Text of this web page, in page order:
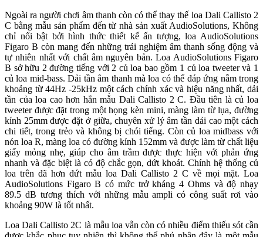
Ngoài ra người chơi âm thanh còn có thể thay thế loa Dali Callisto 2
C bằng mẫu sản phẩm đến từ nhà sản xuất AudioSolutions, Không
chỉ nổi bật bởi hình thức thiết kế ấn tượng, loa AudioSolutions
Figaro B còn mang đến những trải nghiệm âm thanh sống động và
tự nhiên nhất với chất âm nguyên bản. Loa AudioSolutions Figaro
B sở hữu 2 đường tiếng với 2 củ loa bao gồm 1 củ loa tweeter và 1
củ loa mid-bass. Dải tần âm thanh mà loa có thể đáp ứng nằm trong
khoảng từ 44Hz -25kHz một cách chính xác và hiệu năng nhất, dải
tần của loa cao hơn hẳn mẫu Dali Callisto 2 C. Đầu tiên là củ loa
tweeter được đặt trong một họng kèn mini, màng làm từ lụa, đường
kính 25mm được đặt ở giữa, chuyên xử lý âm tần dải cao một cách
chi tiết, trong trẻo và không bị chói tiếng. Còn củ loa midbass với
nón loa R, màng loa có đường kính 152mm và được làm từ chất liệu
giấy mỏng nhẹ, giúp cho âm trầm được thực hiện với phản ứng
nhanh và đặc biệt là có độ chắc gọn, dứt khoát. Chính hệ thống củ
loa trên đã hơn đứt mẫu loa Dali Callisto 2 C về mọi mặt. Loa
AudioSolutions Figaro B có mức trở kháng 4 Ohms và độ nhạy
89.5 dB tương thích với những mẫu ampli có công suất rơi vào
khoảng 90W là tốt nhất.
Loa Dali Callisto 2C là mẫu loa vẫn còn có nhiều điểm thiếu sót cần